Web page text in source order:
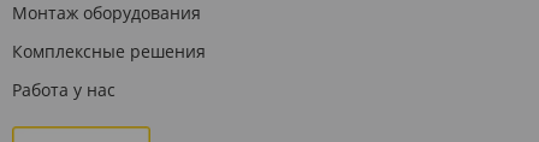
Монтаж оборудования
Комплексные решения
Работа у нас